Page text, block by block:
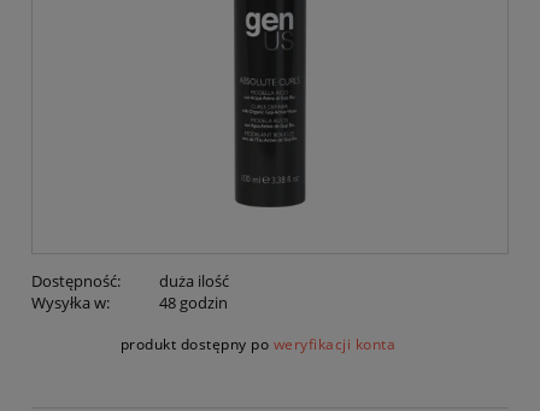
Dostępność:
duża ilość
Wysyłka w:
48 godzin
produkt dostępny po weryfikacji konta